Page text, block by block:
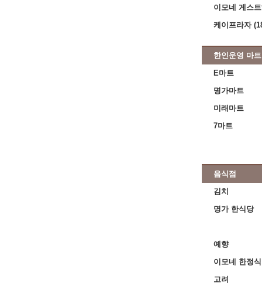
이모네 게스
케이프라자
한인운영 마트
E마트
명가마트
미래마트
7마트
음식점
김치
명가 한식당
예향
이모네 한정식
고려